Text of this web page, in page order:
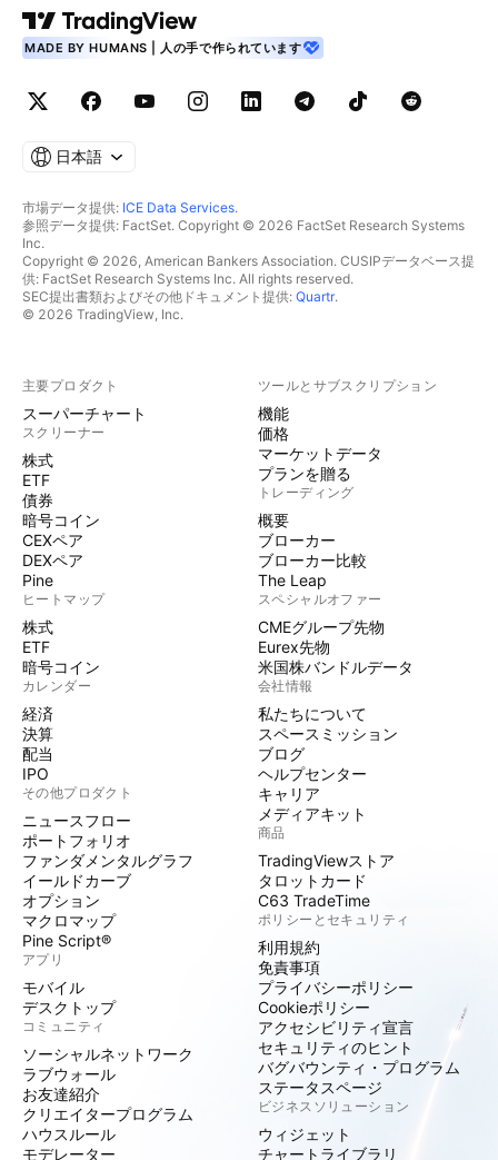
MADE BY HUMANS | 人の手で作られています
日本語
市場データ提供: ICE Data Services.
参照データ提供: FactSet. Copyright © 2026 FactSet Research Systems
Inc.
Copyright © 2026, American Bankers Association. CUSIPデータベース提
供: FactSet Research Systems Inc. All rights reserved.
SEC提出書類およびその他ドキュメント提供: Quartr.
© 2026 TradingView, Inc.
主要プロダクト
スーパーチャート
スクリーナー
株式
ETF
債券
暗号コイン
CEXペア
DEXペア
Pine
ヒートマップ
株式
ETF
暗号コイン
カレンダー
経済
決算
配当
IPO
その他プロダクト
ニュースフロー
ポートフォリオ
ファンダメンタルグラフ
イールドカーブ
オプション
マクロマップ
Pine Script®
アプリ
モバイル
デスクトップ
コミュニティ
ソーシャルネットワーク
ラブウォール
お友達紹介
クリエイタープログラム
ハウスルール
モデレーター
ツールとサブスクリプション
機能
価格
マーケットデータ
プランを贈る
トレーディング
概要
ブローカー
ブローカー比較
The Leap
スペシャルオファー
CMEグループ先物
Eurex先物
米国株バンドルデータ
会社情報
私たちについて
スペースミッション
ブログ
ヘルプセンター
キャリア
メディアキット
商品
TradingViewストア
タロットカード
C63 TradeTime
ポリシーとセキュリティ
利用規約
免責事項
プライバシーポリシー
Cookieポリシー
アクセシビリティ宣言
セキュリティのヒント
バグバウンティ・プログラム
ステータスページ
ビジネスソリューション
ウィジェット
チャートライブラリ